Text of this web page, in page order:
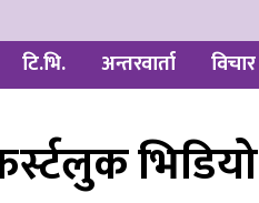
टि.भि. अन्तरवार्ता विचार
भिडियो